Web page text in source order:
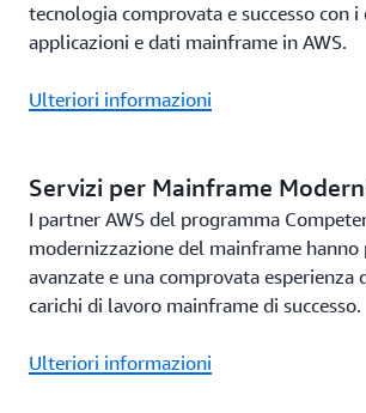
tecnologia comprovata e successo con
applicazioni e dati mainframe in AWS.
Ulteriori informazioni
Servizi per Mainframe
I partner AWS del programma
modernizzazione del mainframe hanno
avanzate e una comprovata esperienza
carichi di lavoro mainframe di successo.
Ulteriori informazioni